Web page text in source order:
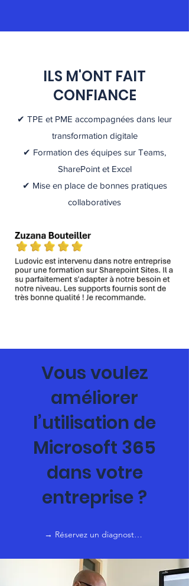
ILS M'ONT FAIT
CONFIANCE
✔ TPE et PME accompagnées dans leur
transformation digitale
✔ Formation des équipes sur Teams,
SharePoint et Excel
✔ Mise en place de bonnes pratiques
collaboratives
Vous voulez
améliorer
l’utilisation de
Microsoft 365
dans votre
entreprise ?
→ Réservez un diagnostic gratuit de 30 minutes